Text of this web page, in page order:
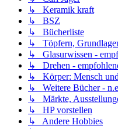
↳ Keramik kraft
↳ BSZ
↳ Bücherliste
↳ Töpfern,
↳ Glasurwissen -
↳ Drehen -
↳ Körper: Mensch
↳ Weitere Bücher -
↳ Märkte,
↳ HP vorstellen
↳ Andere Hobbies